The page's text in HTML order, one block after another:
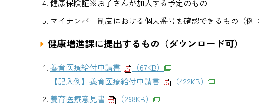
健康保険証※お子さんが加入する予定のもの
マイナンバー制度における個人番号を確認できるもの（
健康増進課に提出するもの（ダウンロード可）
養育医療給付申請書
（67KB）
【記入例】養育医療給付申請書
（422KB）
養育医療意見書
（268KB）